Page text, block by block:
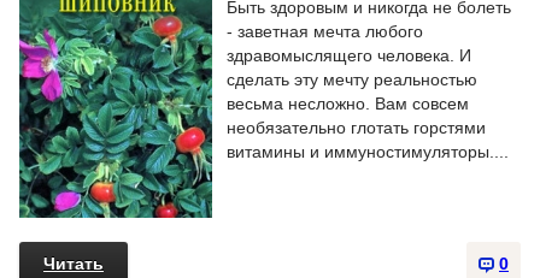
Быть здоровым и никогда не болеть
- заветная мечта любого
здравомыслящего человека. И
сделать эту мечту реальностью
весьма несложно. Вам совсем
необязательно глотать горстями
витамины и иммуностимуляторы....
0
Читать